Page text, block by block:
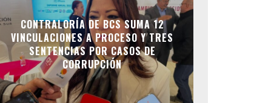
CONTRALORÍA DE BCS SUMA 12
VINCULACIONES A PROCESO Y TRES
SENTENCIAS POR CASOS DE
CORRUPCIÓN